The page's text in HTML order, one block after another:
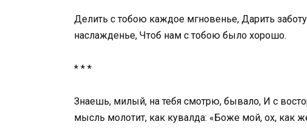
Делить с тобою каждое мгновенье, Дарить
наслажденье, Чтоб нам с тобою было хорошо.
* * *
Знаешь, милый, на тебя смотрю, бывало, И с
мысль молотит, как кувалда: «Боже мой, ох, как